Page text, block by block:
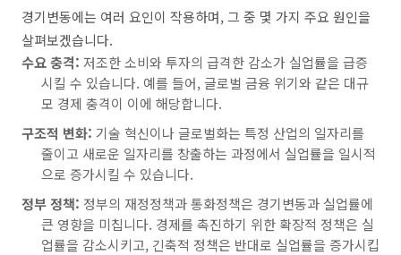
경기변동에는 여러 요인이 작용하며, 그 중 몇 가지 주요 원인을
살펴보겠습니다.
수요 충격: 저조한 소비와 투자의 급격한 감소가 실업률을 급증
시킬 수 있습니다. 예를 들어, 글로벌 금융 위기와 같은 대규
모 경제 충격이 이에 해당합니다.
구조적 변화: 기술 혁신이나 글로벌화는 특정 산업의 일자리를
줄이고 새로운 일자리를 창출하는 과정에서 실업률을 일시적
으로 증가시킬 수 있습니다.
정부 정책: 정부의 재정정책과 통화정책은 경기변동과 실업률에
큰 영향을 미칩니다. 경제를 촉진하기 위한 확장적 정책은 실
업률을 감소시키고, 긴축적 정책은 반대로 실업률을 증가시킵